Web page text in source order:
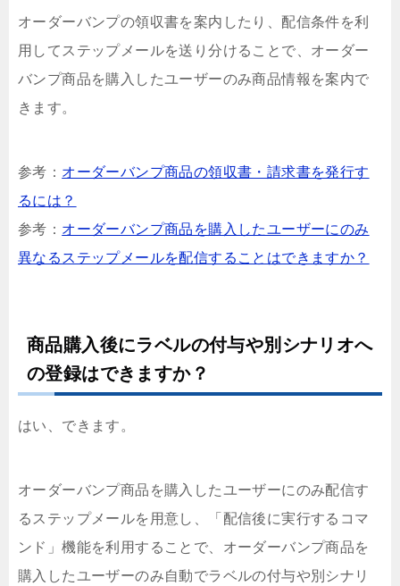
オーダーバンプの領収書を案内したり、配信条件を利
用してステップメールを送り分けることで、オーダー
バンプ商品を購入したユーザーのみ商品情報を案内で
きます。
参考： オーダーバンプ商品の領収書・請求書を発行す
るには？
参考： オーダーバンプ商品を購入したユーザーにのみ
異なるステップメールを配信することはできますか？
商品購入後にラベルの付与や別シナリオへ
の登録はできますか？
はい、できます。
オーダーバンプ商品を購入したユーザーにのみ配信す
るステップメールを用意し、「配信後に実行するコマ
ンド」機能を利用することで、オーダーバンプ商品を
購入したユーザーのみ自動でラベルの付与や別シナリ